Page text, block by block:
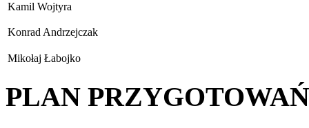
Kamil Wojtyra
Konrad Andrzejczak
Mikołaj Łabojko
PLAN PRZYGOTOWAŃ